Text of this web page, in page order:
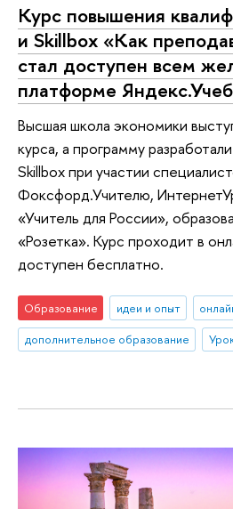
Курс повышения
и Skillbox «Как
стал доступен всем
платформе
Высшая школа экономики
курса, а программу
Skillbox при участии
Фоксфорд.Учителю,
«Учитель для России»,
«Розетка». Курс проходит в
доступен бесплатно.
Образование идеи и опыт
дополнительное образование